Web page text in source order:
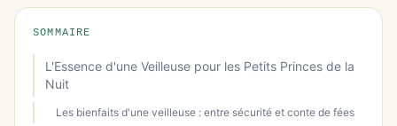
SOMMAIRE
L'Essence d'une Veilleuse pour les Petits Princes de la
Nuit
Les bienfaits d'une veilleuse : entre sécurité et conte de fées